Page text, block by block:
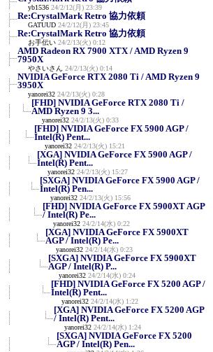
yb1536 24/2/12(月) 23:39
Re:CrystalMark Retro 協力依頼
GATUUD 24/2/12(月) 23:45
Re:CrystalMark Retro 協力依頼
お手伝い 24/2/13(火) 0:12
AMD Radeon RX 7900 XTX / AMD Ryzen 9
7950X
やさいさん 24/2/13(火) 0:14
NVIDIA GeForce RTX 2080 Ti / AMD Ryzen 9
3950X
yanorei32 24/2/13(火) 0:28
[FHD] NVIDIA GeForce RTX 2080 Ti /
AMD Ryzen 9 3...
yanorei32 24/2/13(火) 0:33
[FHD] NVIDIA GeForce FX 5900 AGP /
Intel(R) Pent...
yanorei32 24/2/13(火) 15:21
[XGA] NVIDIA GeForce FX 5900 AGP /
Intel(R) Pent...
yanorei32 24/2/13(火) 15:27
[SXGA] NVIDIA GeForce FX 5900 AGP /
Intel(R) Pen...
yanorei32 24/2/13(火) 15:56
[FHD] NVIDIA GeForce FX 5900XT AGP
/ Intel(R) Pe...
yanorei32 24/2/14(水) 0:22
[XGA] NVIDIA GeForce FX 5900XT
AGP / Intel(R) Pe...
yanorei32 24/2/14(水) 0:23
[SXGA] NVIDIA GeForce FX 5900XT
AGP / Intel(R) P...
yanorei32 24/2/14(水) 0:24
[FHD] NVIDIA GeForce FX 5200 AGP /
Intel(R) Pent...
yanorei32 24/2/14(水) 1:22
[XGA] NVIDIA GeForce FX 5200 AGP
/ Intel(R) Pent...
yanorei32 24/2/14(水) 1:24
[SXGA] NVIDIA GeForce FX 5200
AGP / Intel(R) Pen...